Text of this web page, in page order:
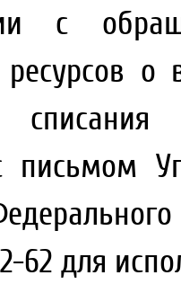
с
ресурсов
письмом
62 для